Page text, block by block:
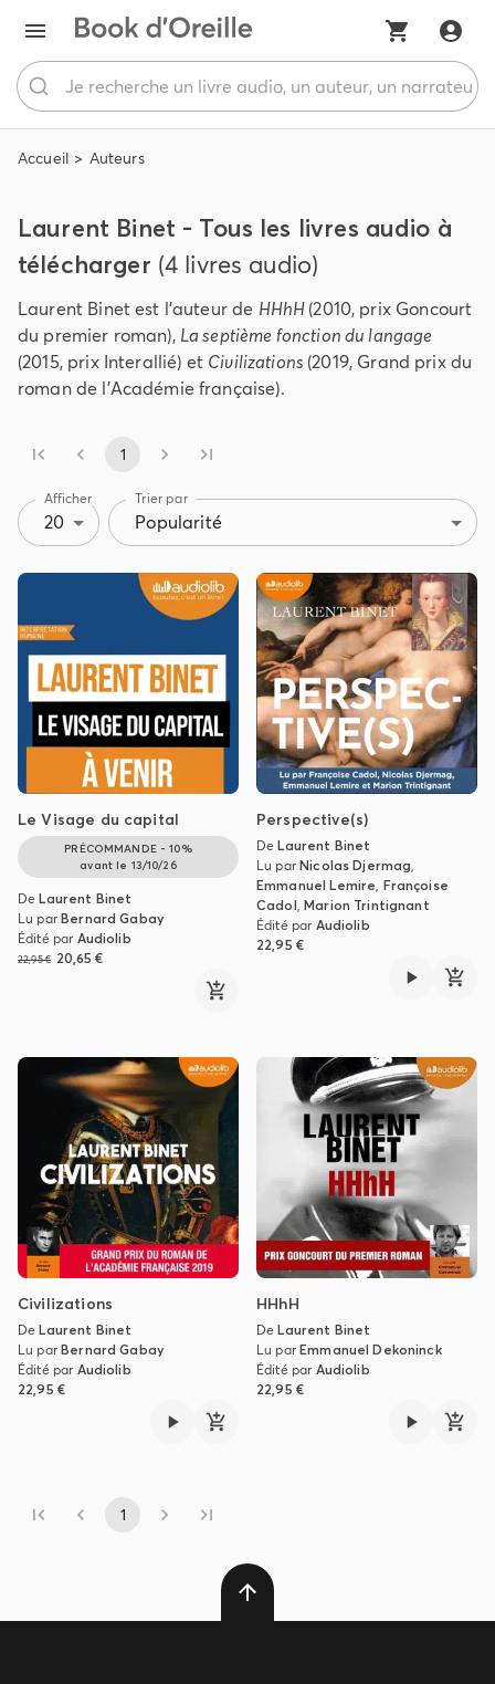
Accueil Auteurs
Laurent Binet - Tous les livres audio à
télécharger (4 livres audio)
Laurent Binet est l’auteur de HHhH (2010, prix Goncourt
du premier roman), La septième fonction du langage
(2015, prix Interallié) et Civilizations (2019, Grand prix du
roman de l’Académie française).
1
Afficher
20
Trier par
Popularité
Le Visage du capital
PRÉCOMMANDE - 10%
avant le 13/10/26
DeLaurent Binet
Lu parBernard Gabay
Édité par Audiolib
22,95 € 20,65 €
Perspective(s)
DeLaurent Binet
Lu parNicolas Djermag,
Emmanuel Lemire, Françoise
Cadol,Marion Trintignant
Édité par Audiolib
22,95 €
Civilizations
DeLaurent Binet
Lu parBernard Gabay
Édité par Audiolib
22,95 €
HHhH
DeLaurent Binet
Lu parEmmanuel Dekoninck
Édité par Audiolib
22,95 €
1